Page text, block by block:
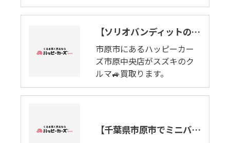
【ソリオバンディットの良いとこ悪いとこ】強く、美しきコンパクト。市原市で買取ります。
市原市にあるハッピーカー
ズ市原中央店がスズキのク
ルマ🚙買取ります。
【千葉県市原市でミニバン買取ります。】スズキ・ソリオ